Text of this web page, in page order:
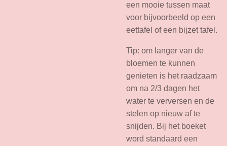
een mooie tussen maat
voor bijvoorbeeld op een
eettafel of een bijzet tafel.
Tip: om langer van de
bloemen te kunnen
genieten is het raadzaam
om na 2/3 dagen het
water te verversen en de
stelen op nieuw af te
snijden. Bij het boeket
word standaard een